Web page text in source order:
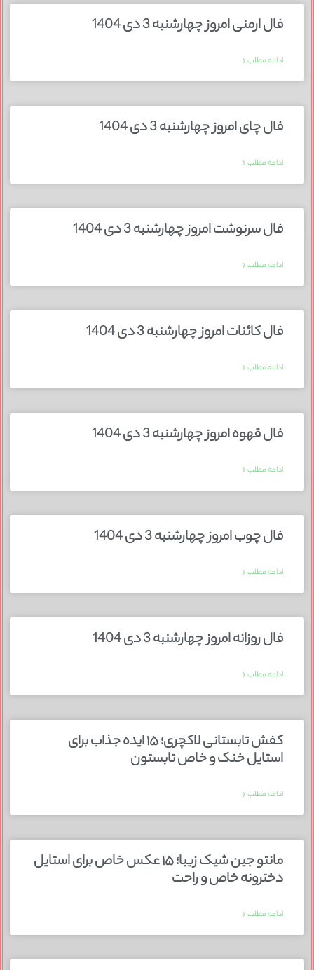
فال ارمنی امروز چهارشنبه 3 دی 1404
ادامه مطلب »
فال چای امروز چهارشنبه 3 دی 1404
ادامه مطلب »
فال سرنوشت امروز چهارشنبه 3 دی 1404
ادامه مطلب »
فال کائنات امروز چهارشنبه 3 دی 1404
ادامه مطلب »
فال قهوه امروز چهارشنبه 3 دی 1404
ادامه مطلب »
فال چوب امروز چهارشنبه 3 دی 1404
ادامه مطلب »
فال روزانه امروز چهارشنبه 3 دی 1404
ادامه مطلب »
کفش تابستانی لاکچری؛ ۱۵ ایده‌ جذاب برای
استایل خنک و خاص تابستون
ادامه مطلب »
مانتو جین شیک زیبا؛ ۱۵ عکس خاص برای استایل
دخترونه خاص و راحت
ادامه مطلب »